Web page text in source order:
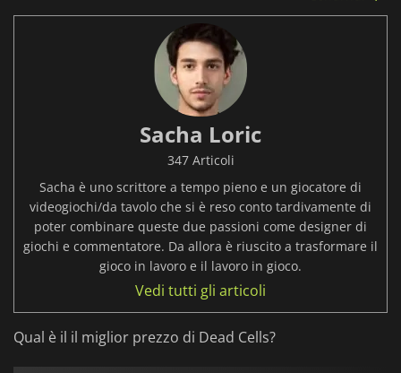
Sacha Loric
347 Articoli
Sacha è uno scrittore a tempo pieno e un giocatore di
videogiochi/da tavolo che si è reso conto tardivamente di
poter combinare queste due passioni come designer di
giochi e commentatore. Da allora è riuscito a trasformare il
gioco in lavoro e il lavoro in gioco.
Vedi tutti gli articoli
Qual è il il miglior prezzo di Dead Cells?